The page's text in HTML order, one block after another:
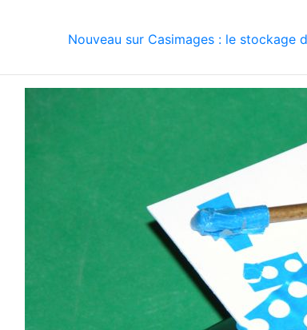
Nouveau sur Casimages : le stockage